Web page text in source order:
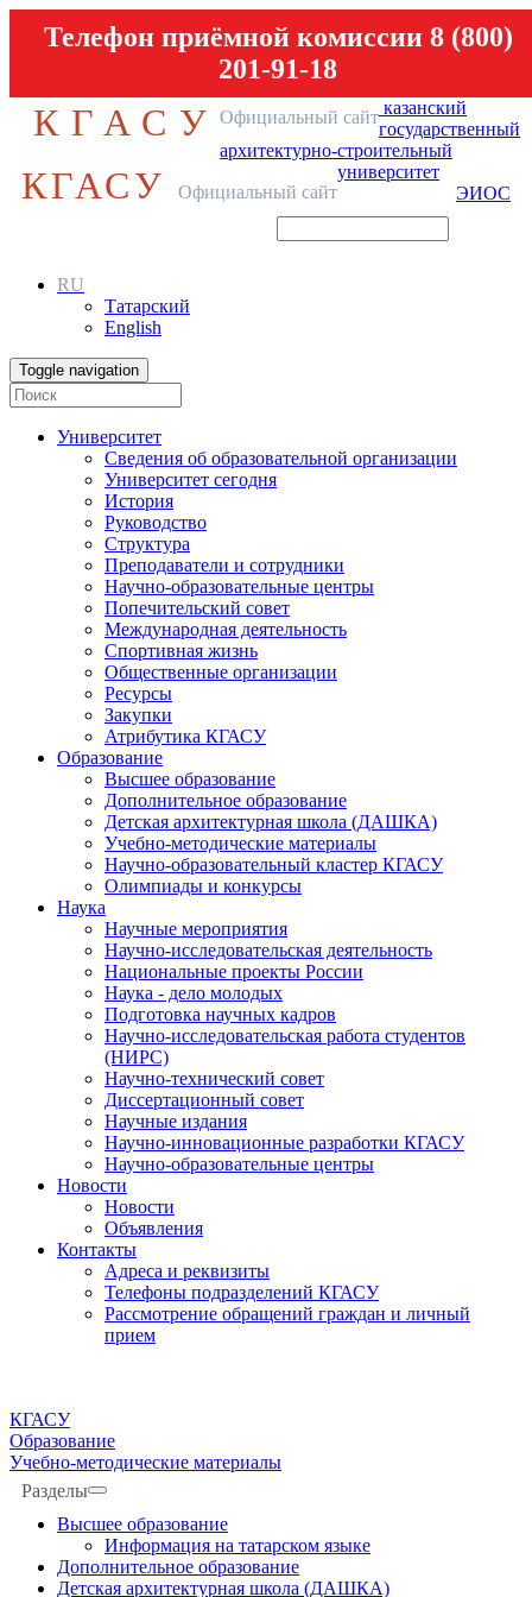
Телефон приёмной комиссии 8 (800)
201-91-18
КГАСУ Официальный сайт казанский
государственный
архитектурно-строительный
университет
КГАСУ Официальный сайт ЭИОС
RU
Татарский
English
Toggle navigation
Университет
Сведения об образовательной организации
Университет сегодня
История
Руководство
Структура
Преподаватели и сотрудники
Научно-образовательные центры
Попечительский совет
Международная деятельность
Спортивная жизнь
Общественные организации
Ресурсы
Закупки
Атрибутика КГАСУ
Образование
Высшее образование
Дополнительное образование
Детская архитектурная школа (ДАШКА)
Учебно-методические материалы
Научно-образовательный кластер КГАСУ
Олимпиады и конкурсы
Наука
Научные мероприятия
Научно-исследовательская деятельность
Национальные проекты России
Наука - дело молодых
Подготовка научных кадров
Научно-исследовательская работа студентов
(НИРС)
Научно-технический совет
Диссертационный совет
Научные издания
Научно-инновационные разработки КГАСУ
Научно-образовательные центры
Новости
Новости
Объявления
Контакты
Адреса и реквизиты
Телефоны подразделений КГАСУ
Рассмотрение обращений граждан и личный
прием
КГАСУ
Образование
Учебно-методические материалы
Разделы
Высшее образование
Информация на татарском языке
Дополнительное образование
Детская архитектурная школа (ДАШКА)